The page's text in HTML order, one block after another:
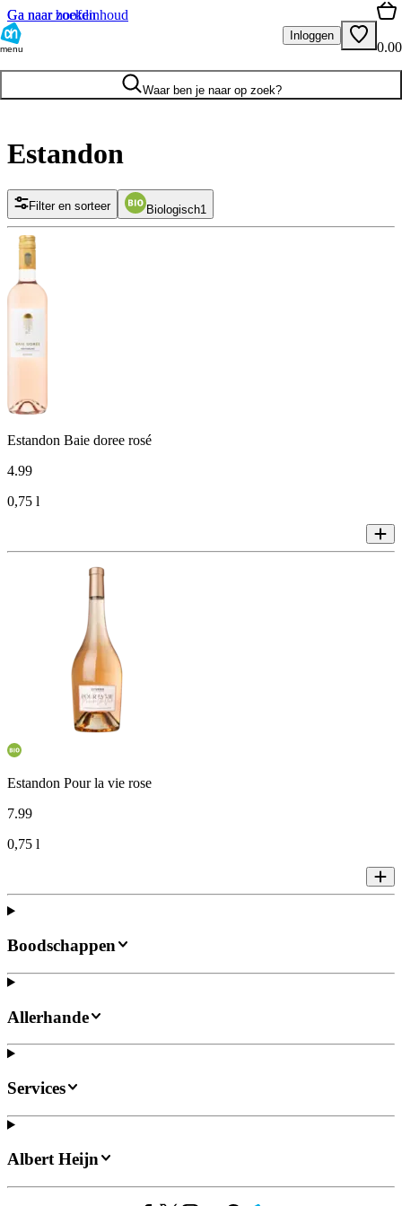
Ga naar hoofdinhoud
Ga naar zoeken
menu
Inloggen
0.00
Waar ben je naar op zoek?
Estandon
Filter en sorteer Biologisch1
Estandon Baie doree rosé
4.99
0,75 l
Estandon Pour la vie rose
7.99
0,75 l
Boodschappen
Allerhande
Services
Albert Heijn